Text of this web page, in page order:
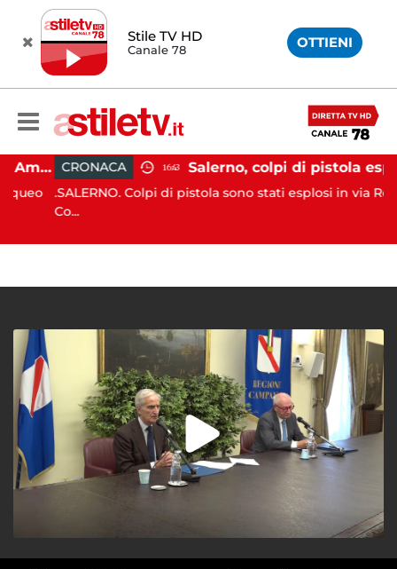
Stile TV HD
Canale 78 OTTIENI
Gozzo affonda in Costiera Amalfitana: occupanti soccorsi da altri natanti CRONACA 16:43
.SALERNO. Colpi di pistola sono stati esplosi in via Rocco
Co...